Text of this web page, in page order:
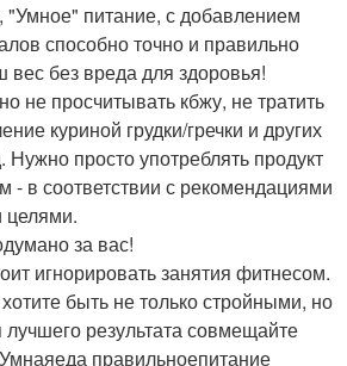
питание, с добавлением
способно точно и правильно
вес без вреда для здоровья!
не просчитывать кбжу, не тратить
куриной грудки/гречки и других
просто употреблять продукт
- в соответствии с рекомендациями
за вас!
игнорировать занятия фитнесом.
быть не только стройными, но
результата совмещайте
правильноепитание